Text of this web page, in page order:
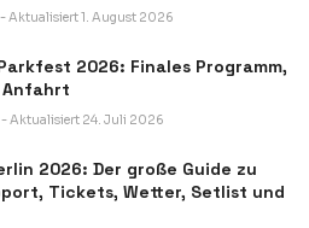
Aktualisiert 1. August 2026
2026: Finales Programm,
Aktualisiert 24. Juli 2026
2026: Der große Guide zu
Tickets, Wetter, Setlist und